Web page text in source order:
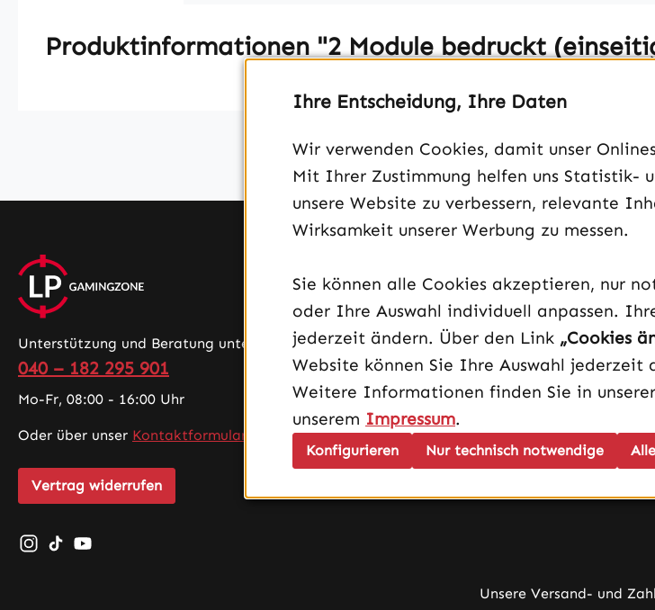
Produktinformationen "2 Module bedruckt
Unterstützung und Beratung unter:
040 – 182 295 901
Mo-Fr, 08:00 - 16:00 Uhr
Oder über unser Kontaktformular
Vertrag widerrufen
Schau auf Instagram vorbei – öffnet in neuem Tab (externer Link)
Sieh dir unsere TikTok-Videos an – öffnet in neuem Tab (externer Link)
Sieh dir unsere Videos auf YouTube an – öffnet in neuem Tab (externer Link)
AGB
Unsere Versand- und
Ihre Entscheidung, Ihre Daten
Wir verwenden Cookies, damit unser
Mit Ihrer Zustimmung helfen uns Statistik-
unsere Website zu verbessern, relevante
Wirksamkeit unserer Werbung zu messen.
Sie können alle Cookies akzeptieren, nur
oder Ihre Auswahl individuell anpassen.
jederzeit ändern. Über den Link „Cookies
Website können Sie Ihre Auswahl jederzeit
Weitere Informationen finden Sie in unserer
unserem Impressum.
Nur technisch notwendige
Konfigurieren